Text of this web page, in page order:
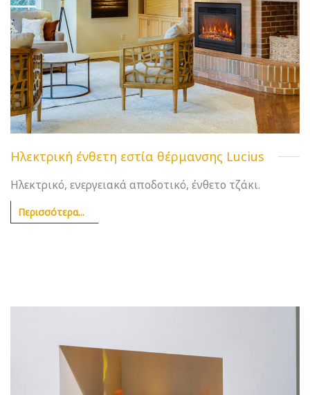
Ηλεκτρική ένθετη εστία θέρμανσης Lucius
Ηλεκτρικό, ενεργειακά αποδοτικό, ένθετο τζάκι.
Περισσότερα...